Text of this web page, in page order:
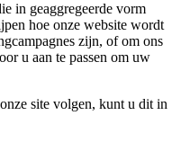
in geaggregeerde vorm
hoe onze website wordt
zijn, of om ons
u aan te passen om uw
site volgen, kunt u dit in